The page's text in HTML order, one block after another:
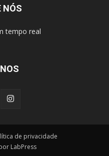
NÓS
tempo real
de privacidade
LabPress